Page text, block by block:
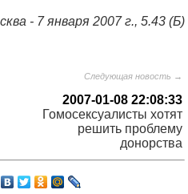
- 7 января 2007 г., 5.43 (Б)
Следующая новость →
2007-01-08 22:08:33
Гомосексуалисты хотят
решить проблему
донорства